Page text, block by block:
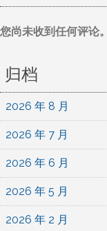
您尚未收到任何评论。
归档
2026 年 8 月
2026 年 7 月
2026 年 6 月
2026 年 5 月
2026 年 2 月